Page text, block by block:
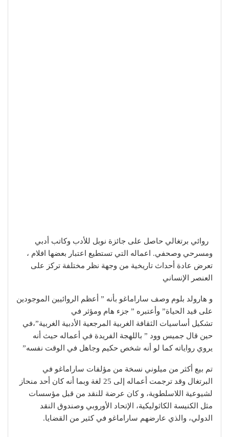
روائي برتغالي حاصل على جائزة نوبل للأدب وكاتب أدبي
ومسرحي وصحفي. اعماله التي تستطيع اعتبار بعضها افلام ،
تعرض عادة أحداث تاريخية من وجهة نظر مختلفة تركز على
العنصر الإنساني
و هارولد بلوم وصف ساراماغو بأنه ” أعظم الروائيين الموجودين
على قيد الحياة” وأعتبره ” جزء هام ومؤثر في
تشكيل أساسيات الثقافة الغربية المرجعية الأدبية الغربية”،في
حين قال جميس وود ” باللهجة الفريدة في أعماله حيث أنه
يروي رواياته كما لو أنه شخص حكيم وجاهل في الوقت نفسه”
تم بيع أكثر من ميلوني نسخة من مؤلفات ساراماغو في
البرتغال وقد ترجمت أعماله إلى 25 لغة وبما أنه كان أحد منحاز
لشيوعية اللاسلطوية، و كان عرضة للنقد من قبل مؤسسات
مثل الكنيسة الكاثوليكية، الإتحاد الأوروبي وصندوق النقد
الدولي، والذي عارضهم ساراماغو في كثير من القضايا.